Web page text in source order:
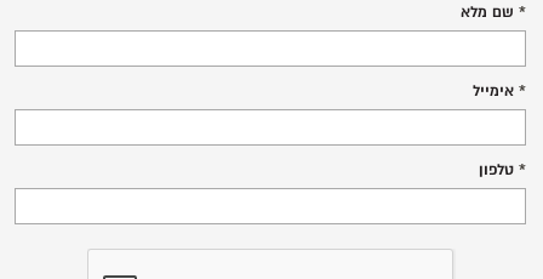
פרטים נוספים
חמישי, 4.6.26
שם מלא
אימייל
טלפון